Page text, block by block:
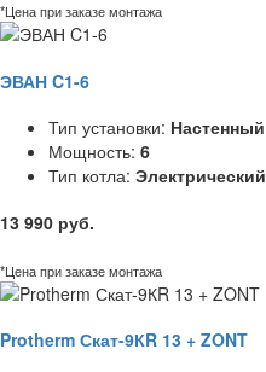
*Цена при заказе монтажа
ЭВАН C1-6
Тип установки: Настенный
Мощность: 6
Тип котла: Электрический
13 990 руб.
*Цена при заказе монтажа
Protherm Скат-9КR 13 + ZONT